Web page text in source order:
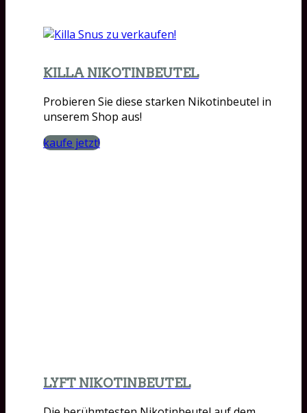
KILLA NIKOTINBEUTEL
Probieren Sie diese starken Nikotinbeutel in
unserem Shop aus!
kaufe jetzt!
LYFT NIKOTINBEUTEL